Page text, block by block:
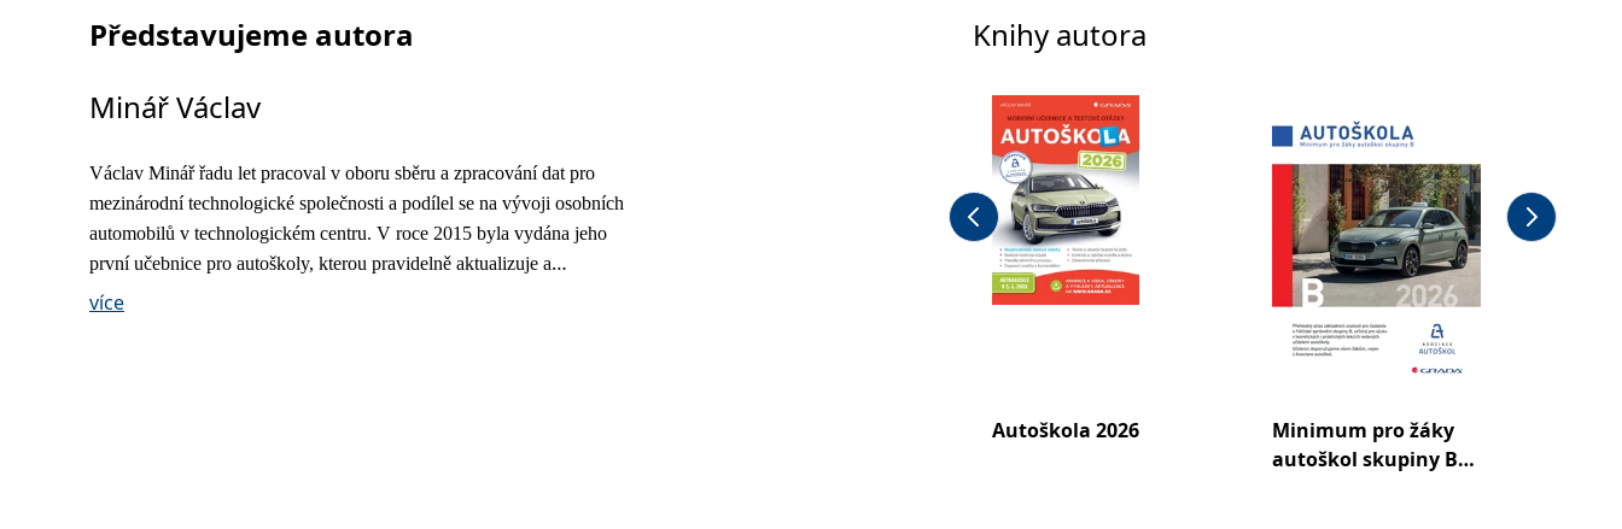
Představujeme autora
Minář Václav
Václav Minář řadu let pracoval v oboru sběru a zpracování dat pro
mezinárodní technologické společnosti a podílel se na vývoji osobních
automobilů v technologickém centru. V roce 2015 byla vydána jeho
první učebnice pro autoškoly, kterou pravidelně aktualizuje a
přizpůsobuje trendům moderní individuální mobility více než 10 let. Ve
více
Knihy autora
Autoškola 2026
Minimum pro žáky
autoškol skupiny B